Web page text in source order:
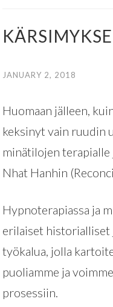
JANUARY 2, 2018
Huomaan jälleen,
keksinyt vain ruudin
minätilojen
Nhat Hanhin
Hypnoterapiassa ja
erilaiset historialliset
työkalua, jolla
puoliamme ja
prosessiin.